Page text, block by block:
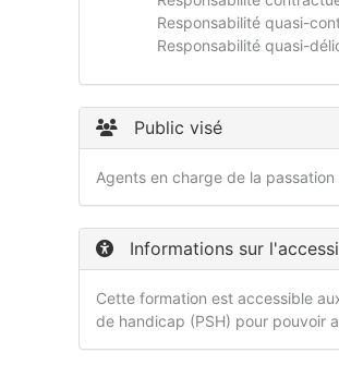
Responsabilité quasi-
Responsabilité quasi-
Public visé
Agents en charge de la
Informations sur
Cette formation est accessible
de handicap (PSH) pour pouvoir